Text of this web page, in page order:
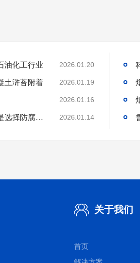
油化工行业 2026.01.20
土浒苔附着 2026.01.19
2026.01.16
分析好腐蚀介质腐蚀机理和待涂刷材料特性是选择防腐涂料的基础 2026.01.14
关于我们
首页